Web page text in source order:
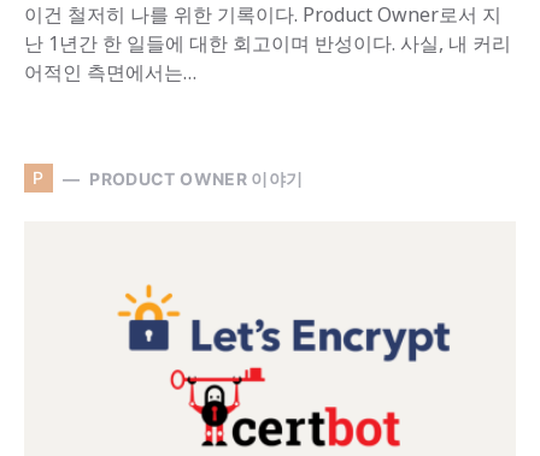
이건 철저히 나를 위한 기록이다. Product Owner로서 지
난 1년간 한 일들에 대한 회고이며 반성이다. 사실, 내 커리
어적인 측면에서는…
P PRODUCT OWNER 이야기